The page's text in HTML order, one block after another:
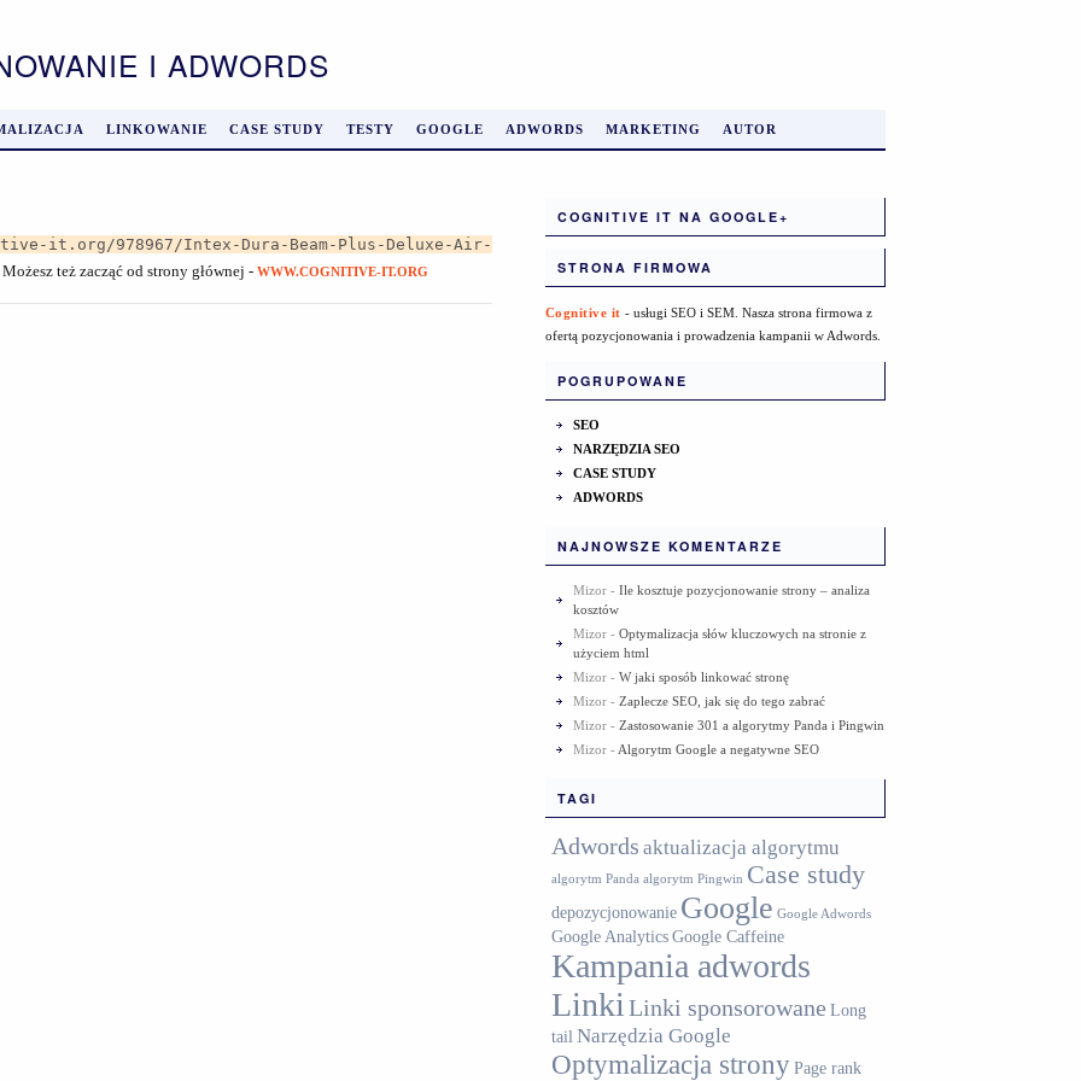
I ADWORDS
LINKOWANIE CASE STUDY TESTY GOOGLE ADWORDS MARKETING AUTOR
it.org/978967/Intex-Dura-Beam-Plus-Deluxe-Air-
też zacząć od strony głównej - WWW.COGNITIVE-IT.ORG
COGNITIVE IT NA GOOGLE+
STRONA FIRMOWA
Cognitive it - usługi SEO i SEM. Nasza strona firmowa z
ofertą pozycjonowania i prowadzenia kampanii w Adwords.
POGRUPOWANE
SEO
NARZĘDZIA SEO
CASE STUDY
ADWORDS
NAJNOWSZE KOMENTARZE
Mizor- Ile kosztuje pozycjonowanie strony – analiza
kosztów
Mizor- Optymalizacja słów kluczowych na stronie z
użyciem html
Mizor- W jaki sposób linkować stronę
Mizor- Zaplecze SEO, jak się do tego zabrać
Mizor- Zastosowanie 301 a algorytmy Panda i Pingwin
Mizor- Algorytm Google a negatywne SEO
TAGI
Adwords aktualizacja algorytmu
algorytm Panda algorytm Pingwin Case study
depozycjonowanie Google Google Adwords
Google AnalyticsGoogle Caffeine
Kampania adwords
Linki Linki sponsorowane Long
tail Narzędzia Google
Optymalizacja stronyPage rank